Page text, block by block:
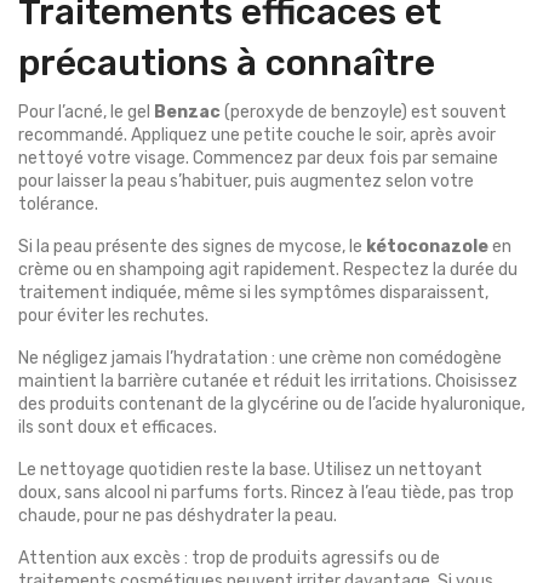
Traitements efficaces et
précautions à connaître
Pour l’acné, le gel Benzac (peroxyde de benzoyle) est souvent
recommandé. Appliquez une petite couche le soir, après avoir
nettoyé votre visage. Commencez par deux fois par semaine
pour laisser la peau s’habituer, puis augmentez selon votre
tolérance.
Si la peau présente des signes de mycose, le kétoconazoleen
crème ou en shampoing agit rapidement. Respectez la durée du
traitement indiquée, même si les symptômes disparaissent,
pour éviter les rechutes.
Ne négligez jamais l’hydratation : une crème non comédogène
maintient la barrière cutanée et réduit les irritations. Choisissez
des produits contenant de la glycérine ou de l’acide hyaluronique,
ils sont doux et efficaces.
Le nettoyage quotidien reste la base. Utilisez un nettoyant
doux, sans alcool ni parfums forts. Rincez à l’eau tiède, pas trop
chaude, pour ne pas déshydrater la peau.
Attention aux excès : trop de produits agressifs ou de